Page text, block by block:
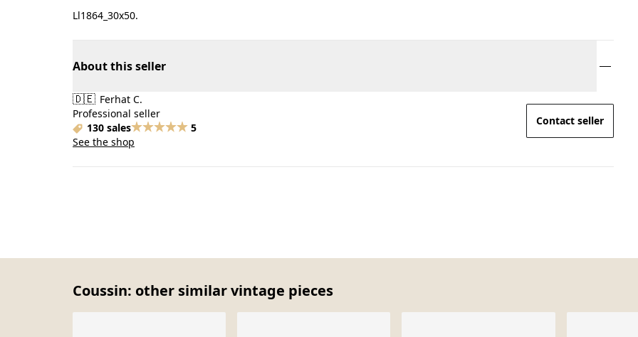
Ll1864_30x50.
About this seller
🇩🇪 Ferhat C.
Professional seller
130 sales
5
See the shop
Contact seller
Coussin: other similar vintage pieces